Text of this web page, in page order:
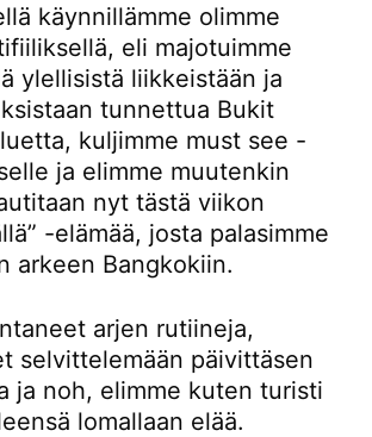
käynnillämme olimme
eli majotuimme
ylellisistä liikkeistään ja
tunnettua Bukit
kuljimme must see -
ja elimme muutenkin
nyt tästä viikon
-elämää, josta palasimme
arkeen Bangkokiin.
arjen rutiineja,
selvittelemään päivittäsen
ja noh, elimme kuten turisti
lomallaan elää.